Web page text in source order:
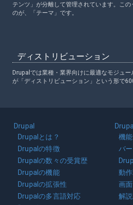
テンツ」が分離して管理されています。こ
のが、「テーマ」です。
ディストリビューション
Drupalでは業種・業界向けに最適なモジュ
が「ディストリビューション」という形で
navigation
Drupal
Drupalとは？
Drupalの特徴
Drupalの数々の受賞歴
Drupalの機能
Drupalの拡張性
Drupalの多言語対応
機
バ
動
画
解